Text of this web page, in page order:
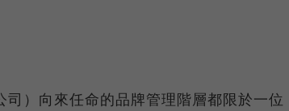
）向來任命的品牌管理階層都限於一位